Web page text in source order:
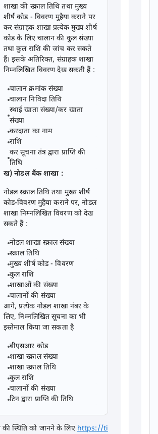
शाखा की स्क्राल तिथि तथा मुख्य
शीर्ष कोड - विवरण मुहैया कराने पर
कर संग्राहक शाखा प्रत्येक मुख्य शीर्ष
कोड के लिए चालान की कुल संख्या
तथा कुल राशि की जांच कर सकते
हैं। इसके अतिरिक्त, संग्राहक शाखा
निम्नलिखित विवरण देख सकती हैं :
चालान क्रमांक संख्या
चालान निविदा तिथि
स्थाई खाता संख्या/कर खाता
संख्या
करदाता का नाम
राशि
कर सूचना तंत्र द्वारा प्राप्ति की
तिथि
ख) नोडल बैंक शाखा :
नोडल स्क्राल तिथि तथा मुख्य शीर्ष
कोड-विवरण मुहैया कराने पर, नोडल
शाखा निम्नलिखित विवरण को देख
सकते हैं :
नोडल शाखा स्क्राल संख्या
स्क्राल तिथि
मुख्य शीर्ष कोड - विवरण
कुल राशि
शाखाओं की संख्या
चालानों की संख्या
आगे, प्रत्येक नोडल शाखा नंबर के
लिए, निम्नलिखित सूचना का भी
इस्तेमाल किया जा सकता है
बीएसआर कोड
शाखा स्क्राल संख्या
शाखा स्क्राल तिथि
कुल राशि
चालानों की संख्या
टिन द्वारा प्राप्ति की तिथि
की स्थिति को जानने के लिएhttps://ti